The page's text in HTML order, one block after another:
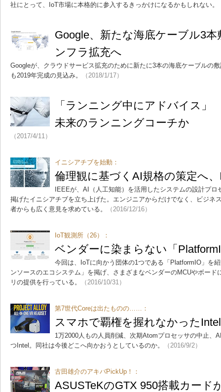
社にとって、IoT市場に本格的に参入するきっかけになるかもしれない。
Google、新たな海底ケーブル3
ンフラ拡充へ
Googleが、クラウドサービス拡充のために新たに3本の海底ケーブルの
も2019年完成の見込み。
（2018/1/17）
「ランニング中にアドバイス
未来のランニングコーチか
（2017/4/11）
イニシアチブを始動：
倫理観に基づくAI規格の策定へ
IEEEが、AI（人工知能）を活用したシステムの設計プ
掲げたイニシアチブを立ち上げた。エンジニアからだけでなく、ビジネ
者からも広く意見を求めている。
（2016/12/16）
IoT観測所（26）：
ベンダーに染まらない「
今回は、IoTに向かう団体の1つである「PlatformIO」を
ンソースのエコシステム」を掲げ、さまざまなベンダーのMCUやボード
リの提供を行っている。
（2016/10/31）
第7世代Coreは出たものの……：
スマホで覇権を握れなかった
1万2000人もの人員削減、次期Atomプロセッサの中止、
つIntel。同社は今後どこへ向かおうとしているのか。
（2016/9/2）
古田雄介のアキバPickUp！：
ASUSTeKのGTX 950搭載カード